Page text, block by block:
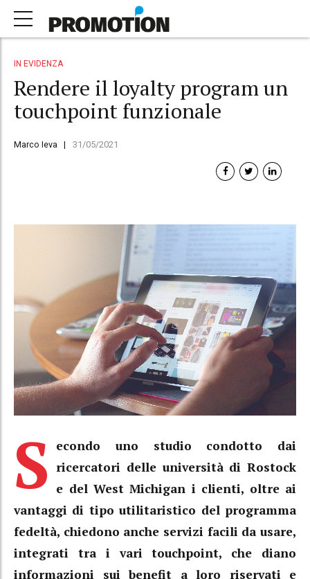
IN EVIDENZA
Rendere il loyalty program un
touchpoint funzionale
Marco Ieva 31/05/2021
S
econdo uno studio condotto dai
ricercatori delle università di Rostock
e del West Michigan i clienti, oltre ai
vantaggi di tipo utilitaristico del programma
fedeltà, chiedono anche servizi facili da usare,
integrati tra i vari touchpoint, che diano
informazioni sui benefit a loro riservati e